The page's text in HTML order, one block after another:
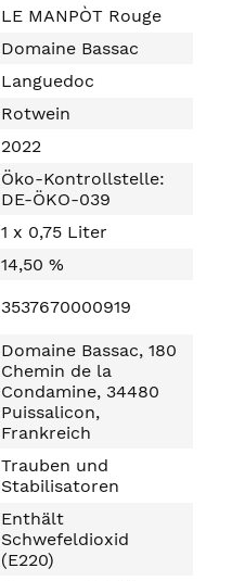
LE MANPÒT Rouge
Domaine Bassac
Languedoc
Rotwein
2022
Öko-Kontrollstelle:
DE-ÖKO-039
1 x 0,75 Liter
14,50 %
3537670000919
Domaine Bassac, 180
Chemin de la
Condamine, 34480
Puissalicon,
Frankreich
Trauben und
Stabilisatoren
Enthält
Schwefeldioxid
(E220)